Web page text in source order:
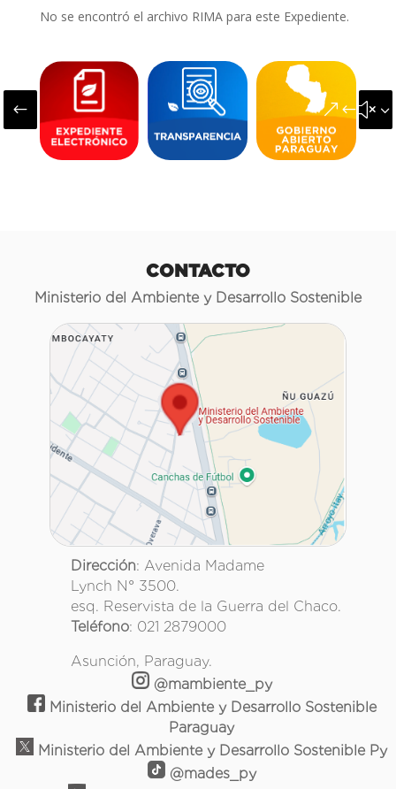
No se encontró el archivo RIMA para este Expediente.
#
CONTACTO
Ministerio del Ambiente y Desarrollo Sostenible
Dirección: Avenida Madame
Lynch N° 3500.
esq. Reservista de la Guerra del Chaco.
Teléfono: 021 2879000
Asunción, Paraguay.
@mambiente_py
Ministerio del Ambiente y Desarrollo Sostenible
Paraguay
Ministerio del Ambiente y Desarrollo Sostenible Py
@mades_py